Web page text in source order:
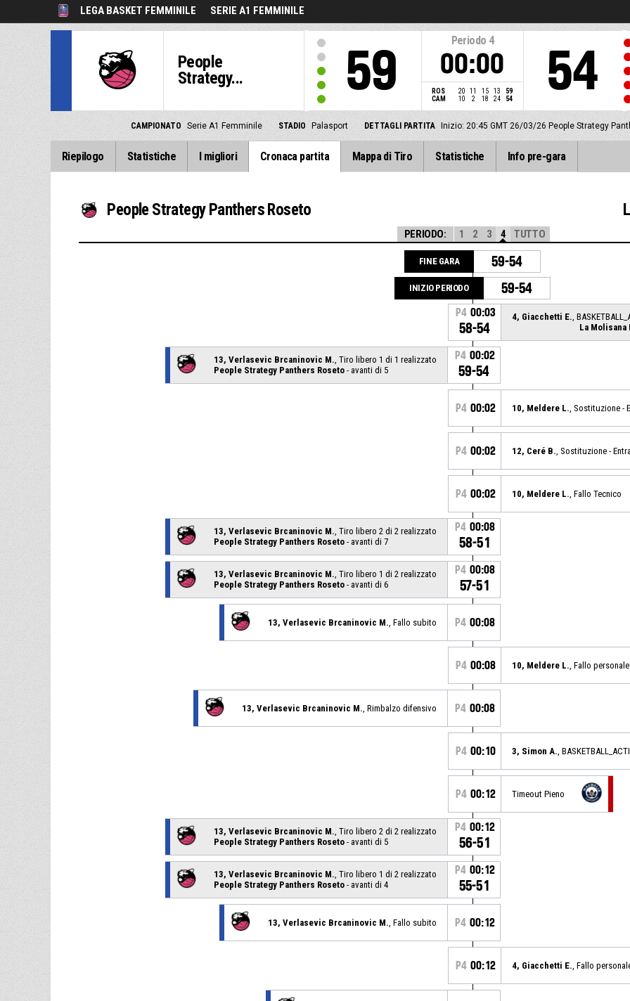
LEGA BASKET FEMMINILE SERIE A1 FEMMINILE
People
Strategy...
59
Periodo 4
00:00
ROS 20 11 15 13
59
CAM
10 2 18 24 54 54
CAMPIONATO Serie A1 Femminile STADIO Palasport DETTAGLI PARTITA Inizio: 20:45 GMT 26/03/26 People Strategy
Riepilogo Statistiche I migliori Cronaca partita Mappa di Tiro Statistiche Info pre-gara
People Strategy Panthers Roseto
PERIODO: 1 2 3 4 TUTTO
FINE GARA 59-54
INIZIO PERIODO 59-54
P4 00:03
58-54
4, Giacchetti E. ,
La Molisana
13, Verlasevic Brcaninovic M. , Tiro libero 1 di 1 realizzato
People Strategy Panthers Roseto - avanti di 5
P4 00:02
59-54
P4 00:02 10, Meldere L. , Sostituzione -
P4 00:02 12, Ceré B. , Sostituzione -
P4 00:02 10, Meldere L. , Fallo Tecnico
13, Verlasevic Brcaninovic M. , Tiro libero 2 di 2 realizzato
People Strategy Panthers Roseto - avanti di 7
P4 00:08
58-51
13, Verlasevic Brcaninovic M. , Tiro libero 1 di 2 realizzato
People Strategy Panthers Roseto - avanti di 6
P4 00:08
57-51
13, Verlasevic Brcaninovic M. , Fallo subito P4 00:08
P4 00:08 10, Meldere L. , Fallo personale
13, Verlasevic Brcaninovic M. , Rimbalzo difensivo P4 00:08
P4 00:10 3, Simon A. ,
P4 00:12 Timeout Pieno
13, Verlasevic Brcaninovic M. , Tiro libero 2 di 2 realizzato
People Strategy Panthers Roseto - avanti di 5
P4 00:12
56-51
13, Verlasevic Brcaninovic M. , Tiro libero 1 di 2 realizzato
People Strategy Panthers Roseto - avanti di 4
P4 00:12
55-51
13, Verlasevic Brcaninovic M. , Fallo subito P4 00:12
P4 00:12 4, Giacchetti E. , Fallo